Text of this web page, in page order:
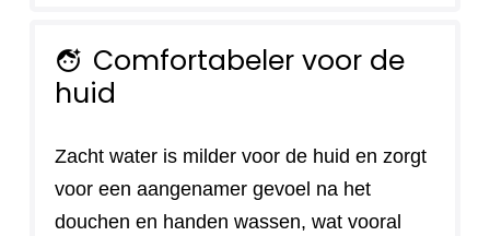
face_retouching_natural Comfortabeler voor de
huid
Zacht water is milder voor de huid en zorgt
voor een aangenamer gevoel na het
douchen en handen wassen, wat vooral